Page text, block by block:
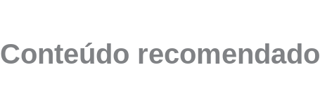
Conteúdo recomendado